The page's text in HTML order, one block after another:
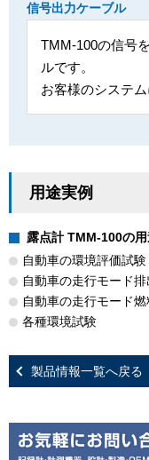
信号出力ケーブル
TMM-100の信号
ルです。
お客様のシステ
用途実例
露点計 TMM-100の用
自動車の環境評価試験
自動車の走行モード
自動車の走行モード
各種環境試験
製品情報一覧へ戻る